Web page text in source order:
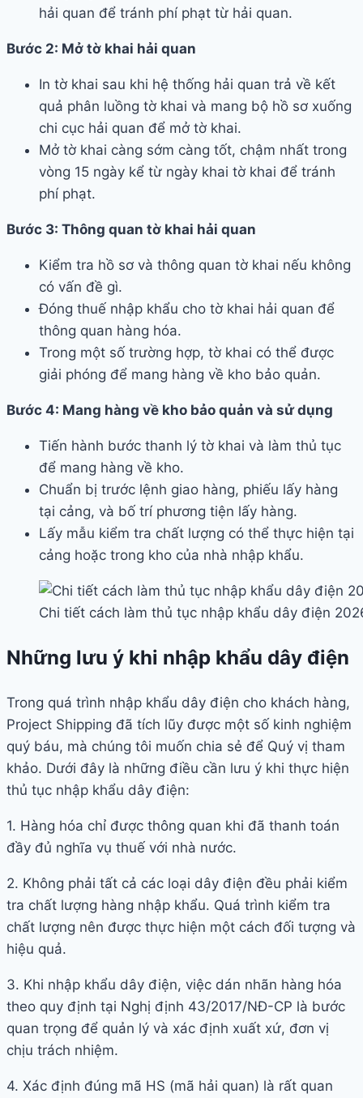
hải quan để tránh phí phạt từ hải quan.
Bước 2: Mở tờ khai hải quan
In tờ khai sau khi hệ thống hải quan trả về kết
quả phân luồng tờ khai và mang bộ hồ sơ xuống
chi cục hải quan để mở tờ khai.
Mở tờ khai càng sớm càng tốt, chậm nhất trong
vòng 15 ngày kể từ ngày khai tờ khai để tránh
phí phạt.
Bước 3: Thông quan tờ khai hải quan
Kiểm tra hồ sơ và thông quan tờ khai nếu không
có vấn đề gì.
Đóng thuế nhập khẩu cho tờ khai hải quan để
thông quan hàng hóa.
Trong một số trường hợp, tờ khai có thể được
giải phóng để mang hàng về kho bảo quản.
Bước 4: Mang hàng về kho bảo quản và sử dụng
Tiến hành bước thanh lý tờ khai và làm thủ tục
để mang hàng về kho.
Chuẩn bị trước lệnh giao hàng, phiếu lấy hàng
tại cảng, và bố trí phương tiện lấy hàng.
Lấy mẫu kiểm tra chất lượng có thể thực hiện tại
cảng hoặc trong kho của nhà nhập khẩu.
Chi tiết cách làm thủ tục nhập khẩu dây điện
Những lưu ý khi nhập khẩu dây điện
Trong quá trình nhập khẩu dây điện cho khách hàng,
Project Shipping đã tích lũy được một số kinh nghiệm
quý báu, mà chúng tôi muốn chia sẻ để Quý vị tham
khảo. Dưới đây là những điều cần lưu ý khi thực hiện
thủ tục nhập khẩu dây điện:
1. Hàng hóa chỉ được thông quan khi đã thanh toán
đầy đủ nghĩa vụ thuế với nhà nước.
2. Không phải tất cả các loại dây điện đều phải kiểm
tra chất lượng hàng nhập khẩu. Quá trình kiểm tra
chất lượng nên được thực hiện một cách đối tượng và
hiệu quả.
3. Khi nhập khẩu dây điện, việc dán nhãn hàng hóa
theo quy định tại Nghị định 43/2017/NĐ-CP là bước
quan trọng để quản lý và xác định xuất xứ, đơn vị
chịu trách nhiệm.
4. Xác định đúng mã HS (mã hải quan) là rất quan